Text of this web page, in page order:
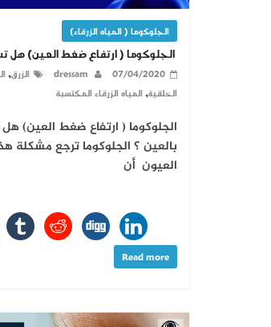
الجلوكوما ( المياه الزرقاء)
الجلوكوما ( ارتفاع ضغط العين) هل
07/04/2020
dressam الزرق,
الخلقية,المياه الزرقاء المكتسبة
الجلوكوما ( ارتفاع ضغط العين)
بالعين ؟ الجلوكوما ترجع مشكلة
العيون أن
Read more